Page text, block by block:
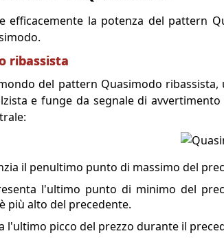
efficacemente la potenza del pattern
ribassista
del pattern Quasimodo
e funge da segnale di
il penultimo punto di massimo del
l'ultimo punto di minimo del
più alto del precedente.
l'ultimo picco del prezzo durante il